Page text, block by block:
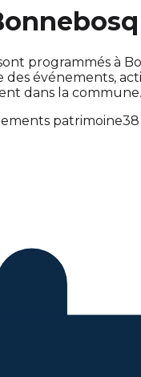
programmés à
événements,
dans la commune.
patrimoine38